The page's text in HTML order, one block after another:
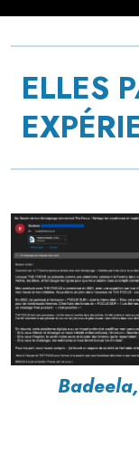
ELLES